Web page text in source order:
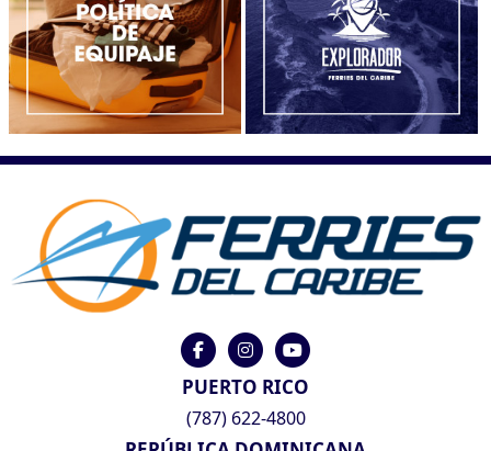
PUERTO RICO
(787) 622-4800